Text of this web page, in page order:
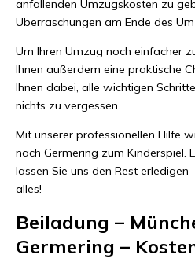
anfallenden Umzugskosten zu
Überraschungen am Ende des
Um Ihren Umzug noch einfacher
Ihnen außerdem eine praktische
Ihnen dabei, alle wichtigen
nichts zu vergessen.
Mit unserer professionellen Hilfe
nach Germering zum Kinderspiel.
lassen Sie uns den Rest
alles!
Beiladung –
Germering –